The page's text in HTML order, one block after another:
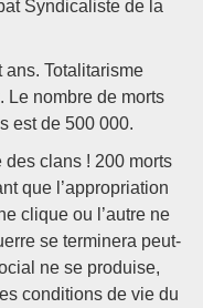
Syndicaliste de la
ans. Totalitarisme
Le nombre de morts
est de 500 000.
clans ! 200 morts
que l’appropriation
clique ou l’autre ne
se terminera peut-
ne se produise,
conditions de vie du